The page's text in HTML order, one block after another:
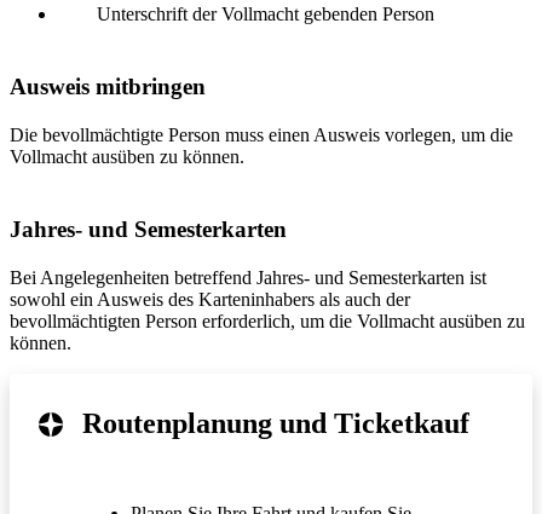
Unterschrift der Vollmacht gebenden Person
Ausweis mitbringen
Die bevollmächtigte Person muss einen Ausweis vorlegen, um die
Vollmacht ausüben zu können.
Jahres- und Semesterkarten
Bei Angelegenheiten betreffend Jahres- und Semesterkarten ist
sowohl ein Ausweis des Karteninhabers als auch der
bevollmächtigten Person erforderlich, um die Vollmacht ausüben zu
können.
Routenplanung und Ticketkauf